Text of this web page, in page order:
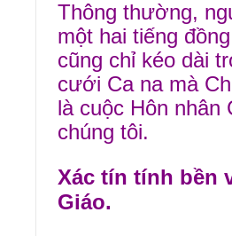
Thông thường,
một hai tiếng
cũng chỉ kéo dài
cưới Ca na mà
là cuộc Hôn
chúng tôi.
Xác tín tính bền
Giáo.